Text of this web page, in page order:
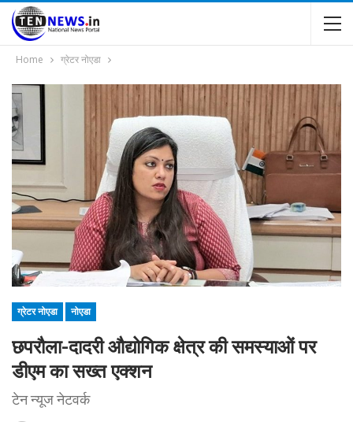
Home ग्रेटर नोएडा
ग्रेटर नोएडा नोएडा
छपरौला-दादरी औद्योगिक क्षेत्र की समस्याओं पर
डीएम का सख्त एक्शन
टेन न्यूज नेटवर्क